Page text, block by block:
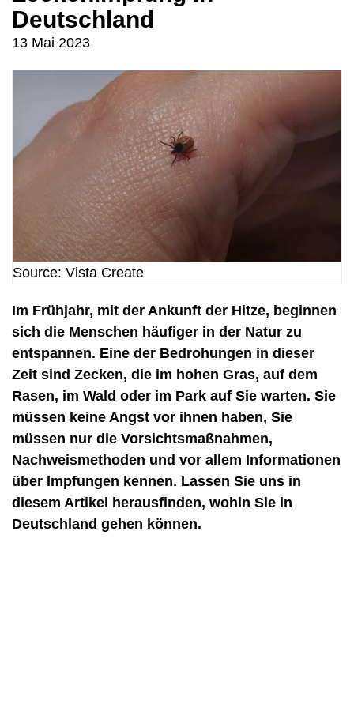
Deutschland
13 Mai 2023
Source: Vista Create
Im Frühjahr, mit der Ankunft der Hitze, beginnen
sich die Menschen häufiger in der Natur zu
entspannen. Eine der Bedrohungen in dieser
Zeit sind Zecken, die im hohen Gras, auf dem
Rasen, im Wald oder im Park auf Sie warten. Sie
müssen keine Angst vor ihnen haben, Sie
müssen nur die Vorsichtsmaßnahmen,
Nachweismethoden und vor allem Informationen
über Impfungen kennen. Lassen Sie uns in
diesem Artikel herausfinden, wohin Sie in
Deutschland gehen können.